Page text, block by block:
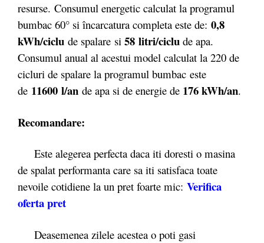
resurse. Consumul energetic calculat la programul
bumbac 60° si încarcatura completa este de: 0,8
kWh/ciclu de spalare si 58 litri/ciclu de apa.
Consumul anual al acestui model calculat la 220 de
cicluri de spalare la programul bumbac este
de 11600 l/an de apa si de energie de 176 kWh/an.
Recomandare:
Este alegerea perfecta daca iti doresti o masina
de spalat performanta care sa iti satisfaca toate
nevoile cotidiene la un pret foarte mic: Verifica
oferta pret
Deasemenea zilele acestea o poti gasi